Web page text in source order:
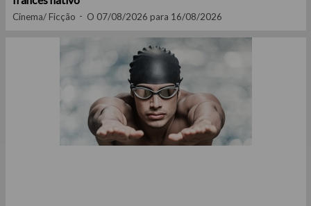
Cinema/ Ficção O 07/08/2026 para 16/08/2026